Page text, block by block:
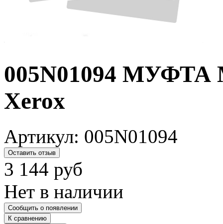
005N01094
Xerox
Артикул: 005N01094
Оставить отзыв
3 144 руб
Нет в наличии
Сообщить о появлении
К сравнению